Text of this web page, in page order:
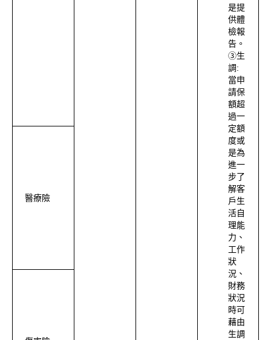
是提
供體
檢報
告。
③生
調:
當申
請保
額超
過一
定額
度或
是為
進一
步了
解客
戶生
活自
理能
力、
工作
狀
況、
財務
狀況
時可
藉由
生調
醫療險